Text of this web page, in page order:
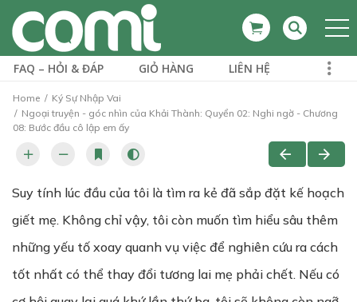
FAQ – HỎI & ĐÁP GIỎ HÀNG LIÊN HỆ
Home
Ký Sự Nhập Vai
Ngoại truyện - góc nhìn của Khải Thành: Quyển 02: Nghi ngờ - Chương
08: Bước đầu cô lập em ấy
Suy tính lúc đầu của tôi là tìm ra kẻ đã sắp đặt kế hoạch
giết mẹ. Không chỉ vậy, tôi còn muốn tìm hiểu sâu thêm
những yếu tố xoay quanh vụ việc để nghiên cứu ra cách
tốt nhất có thể thay đổi tương lai mẹ phải chết. Nếu có